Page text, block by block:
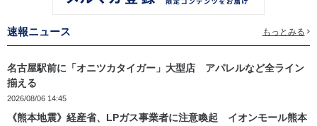
速報ニュース もっとみる
名古屋駅前に「オニツカタイガー」大型店 アパレルなど全ライン
揃える
2026/08/06 14:45
《熊本地震》経産省、LPガス事業者に注意喚起 イオンモール熊本